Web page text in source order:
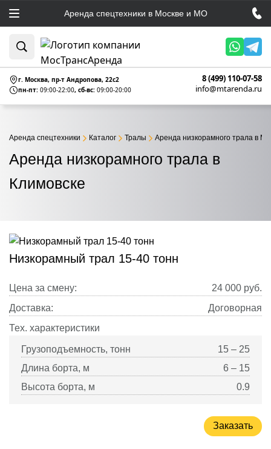
Аренда спецтехники в Москве и МО
г. Москва, пр-т Андропова, 22c2
пн-пт: 09:00-22:00, сб-вс: 09:00-20:00
8 (499) 110-07-58
info@mtarenda.ru
Аренда низкорамного трала в
Климовске
Аренда спецтехники Каталог Тралы Аренда низкорамного трала в
Низкорамный трал 15-40 тонн
Цена за смену: 24 000 руб.
Доставка:
Договорная
Тех. характеристики
Грузоподъемность, тонн
15 – 25
Длина борта, м
6 – 15
Высота борта, м
0.9
Заказать